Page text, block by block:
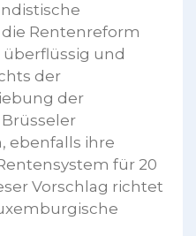
Rentenreform
überflüssig und
der
der
ebenfalls ihre
für 20
Vorschlag richtet